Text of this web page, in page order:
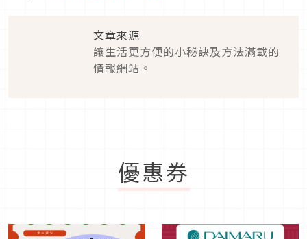
文章來源
讓生活更方便的小秘訣及方法滿載的情報
網站。
優惠券